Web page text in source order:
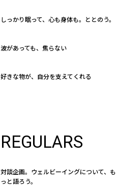
しっかり眠って、心も身体も。ととのう。
波があっても、焦らない
好きな物が、自分を支えてくれる
REGULARS
対談企画。ウェルビーイングについて、も
っと語ろう。